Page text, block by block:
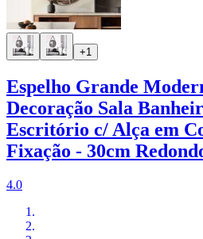
+1
Espelho Grande
Decoração Sala
Escritório c/ Alça em
Fixação - 30cm
4.0